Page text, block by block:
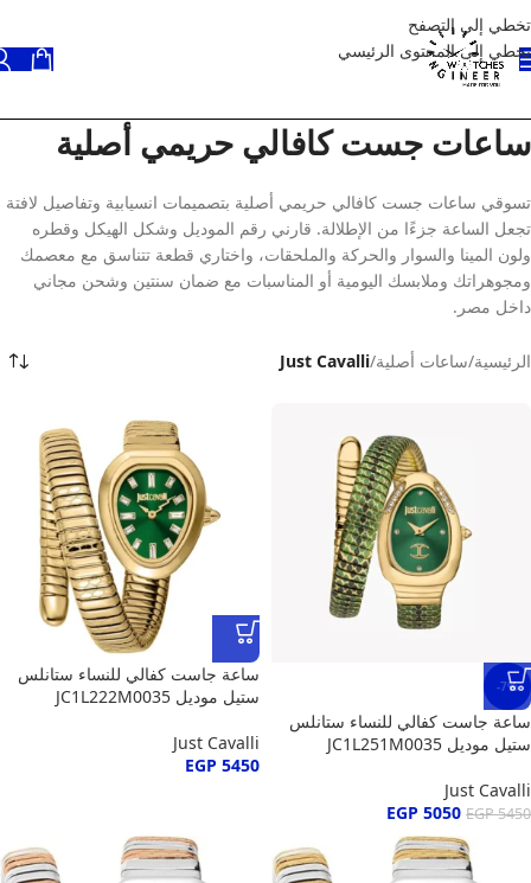
تخطي إلى التصفح
تخطي إلى المحتوى الرئيسي
ساعات جست كافالي حريمي أصلية
تسوقي ساعات جست كافالي حريمي أصلية بتصميمات انسيابية وتفاصيل لافتة
تجعل الساعة جزءًا من الإطلالة. قارني رقم الموديل وشكل الهيكل وقطره
ولون المينا والسوار والحركة والملحقات، واختاري قطعة تتناسق مع معصمك
ومجوهراتك وملابسك اليومية أو المناسبات مع ضمان سنتين وشحن مجاني
داخل مصر.
الرئيسية/ساعات أصلية/
Just Cavalli
-7%
ساعة جاست كفالي للنساء ستانلس
ستيل موديل JC1L251M0035
Just Cavalli
EGP5450
EGP 5050
ساعة جاست كفالي للنساء ستانلس
ستيل موديل JC1L222M0035
Just Cavalli
EGP 5450